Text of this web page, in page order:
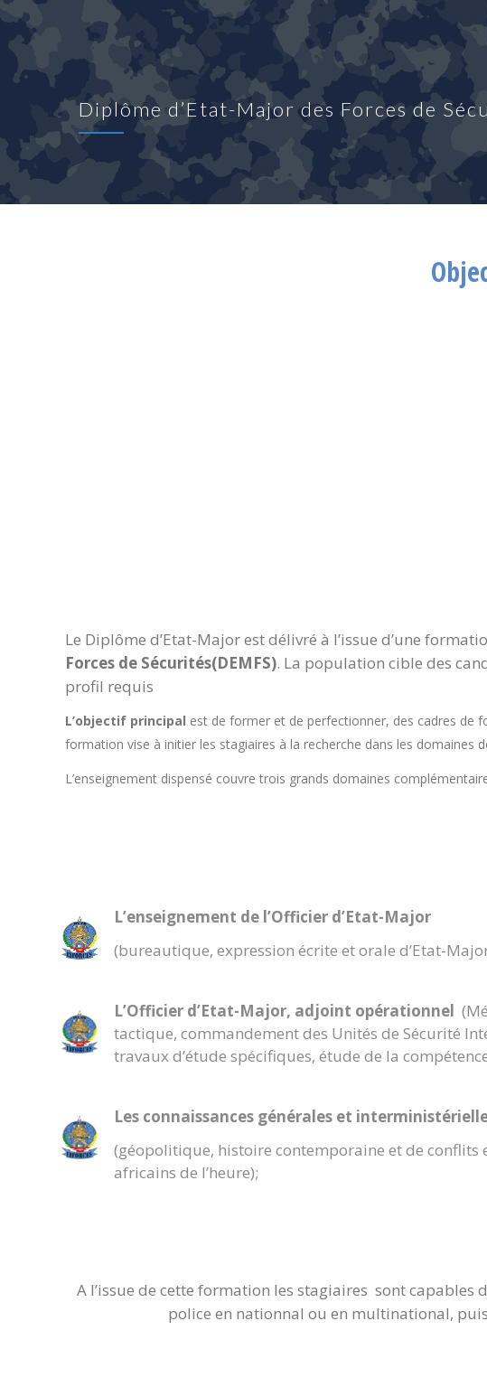
Diplôme d’Etat-Major des Forces de
Le Diplôme d’Etat-Major est délivré à l’issue d’une
Forces de Sécurités(DEMFS). La population cible des
profil requis
L’objectif principal est de former et de perfectionner, des cadres de
formation vise à initier les stagiaires à la recherche dans les domaines
L’enseignement dispensé couvre trois grands domaines
L’enseignement de l’Officier d’Etat-Major
(bureautique, expression écrite et orale d’Etat-
L’Officier d’Etat-Major, adjoint opérationnel
tactique, commandement des Unités de Sécurité
travaux d’étude spécifiques, étude de la
Les connaissances générales et
(géopolitique, histoire contemporaine et de
africains de l’heure);
A l’issue de cette formation les stagiaires sont capables
police en nationnal ou en multinational,